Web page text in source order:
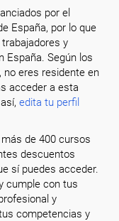
por el
España, por lo que
y
España. Según los
no eres residente en
acceder a esta
así,edita tu perfil
de 400 cursos
descuentos
sí puedes acceder.
cumple con tus
y
competencias y